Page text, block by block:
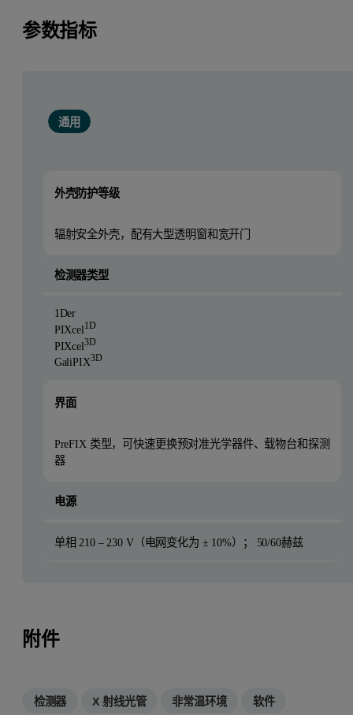
参数指标
通用
外壳防护等级
辐射安全外壳，配有大型透明窗和宽开门
检测器类型
1Der
PIXcel1D
PIXcel3D
GaliPIX3D
界面
PreFIX 类型，可快速更换预对准光学器件、载物台和探测
器
电源
单相 210 – 230 V（电网变化为 ± 10%）； 50/60赫兹
附件
检测器 X 射线光管 非常温环境 软件